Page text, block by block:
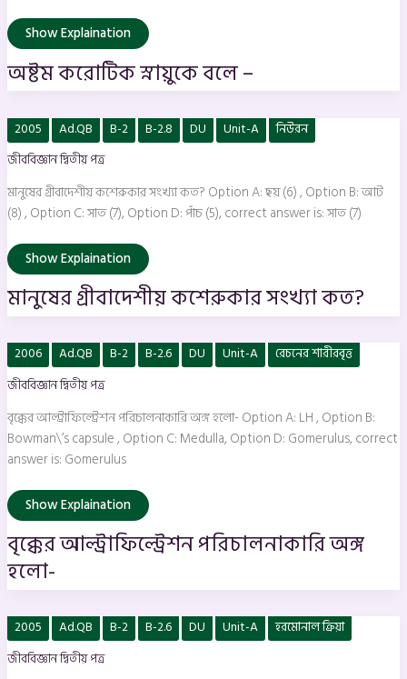
Show Explaination
অষ্টম করোটিক স্নায়ুকে বলে –
2005 Ad.QB B-2 B-2.8 DU Unit-A
নিউরন
জীববিজ্ঞান দ্বিতীয় পত্র
মানুষের গ্রীবাদেশীয় কশেরুকার সংখ্যা কত? Option A: ছয় (6) , Option B: আট
(8) , Option C: সাত (7), Option D: পাঁচ (5), correct answer is: সাত (7)
মানুষের
গ্রীবাদেশীয়
কশেরুকার
সংখ্যা
Show Explaination
মানুষের গ্রীবাদেশীয় কশেরুকার সংখ্যা কত?
2006 Ad.QB B-2 B-2.6 DU Unit-A
রেচনের শারীরবৃত্ত
জীববিজ্ঞান দ্বিতীয় পত্র
বৃক্কের আল্ট্রাফিল্ট্রেশন পরিচালনাকারি অঙ্গ হলো- Option A: LH , Option B:
Bowman\’s capsule , Option C: Medulla, Option D: Gomerulus, correct
answer is: Gomerulus
বৃক্কের
আল্ট্রাফিল্ট্রেশন
পরিচালনাকারি
অঙ্গ
Show Explaination
বৃক্কের আল্ট্রাফিল্ট্রেশন পরিচালনাকারি অঙ্গ
হলো-
2005 Ad.QB B-2 B-2.6 DU Unit-A
হরমোনাল ক্রিয়া
জীববিজ্ঞান দ্বিতীয় পত্র
কোন
হরমোন
রেচনে
অংশগ্রহণ